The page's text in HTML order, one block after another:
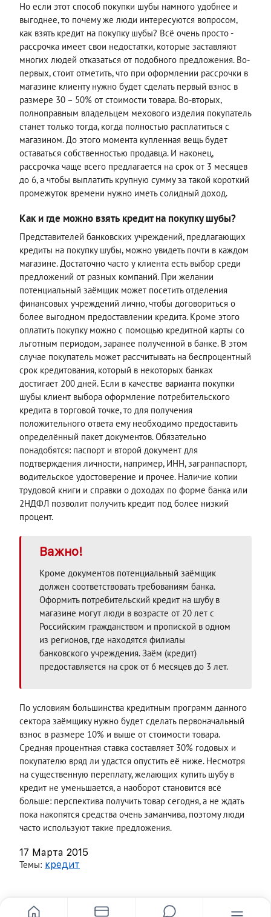
Но если этот способ покупки шубы намного удобнее и
выгоднее, то почему же люди интересуются вопросом,
как взять кредит на покупку шубы? Всё очень просто -
рассрочка имеет свои недостатки, которые заставляют
многих людей отказаться от подобного предложения. Во-
первых, стоит отметить, что при оформлении рассрочки в
магазине клиенту нужно будет сделать первый взнос в
размере 30 – 50% от стоимости товара. Во-вторых,
полноправным владельцем мехового изделия покупатель
станет только тогда, когда полностью расплатиться с
магазином. До этого момента купленная вещь будет
оставаться собственностью продавца. И наконец,
рассрочка чаще всего предлагается на срок от 3 месяцев
до 6, а чтобы выплатить крупную сумму за такой короткий
промежуток времени нужно иметь солидный доход.
Как и где можно взять кредит на покупку шубы?
Представителей банковских учреждений, предлагающих
кредиты на покупку шубы, можно увидеть почти в каждом
магазине. Достаточно часто у клиента есть выбор среди
предложений от разных компаний. При желании
потенциальный заёмщик может посетить отделения
финансовых учреждений лично, чтобы договориться о
более выгодном предоставлении кредита. Кроме этого
оплатить покупку можно с помощью кредитной карты со
льготным периодом, заранее полученной в банке. В этом
случае покупатель может рассчитывать на беспроцентный
срок кредитования, который в некоторых банках
достигает 200 дней. Если в качестве варианта покупки
шубы клиент выбора оформление потребительского
кредита в торговой точке, то для получения
положительного ответа ему необходимо предоставить
определённый пакет документов. Обязательно
понадобятся: паспорт и второй документ для
подтверждения личности, например, ИНН, загранпаспорт,
водительское удостоверение и прочее. Наличие копии
трудовой книги и справки о доходах по форме банка или
2НДФЛ позволит получить кредит под более низкий
процент.
Важно!
Кроме документов потенциальный заёмщик
должен соответствовать требованиям банка.
Оформить потребительский кредит на шубу в
магазине могут люди в возрасте от 20 лет с
Российским гражданством и пропиской в одном
из регионов, где находятся филиалы
банковского учреждения. Заём (кредит)
предоставляется на срок от 6 месяцев до 3 лет.
По условиям большинства кредитным программ данного
сектора заёмщику нужно будет сделать первоначальный
взнос в размере 10% и выше от стоимости товара.
Средняя процентная ставка составляет 30% годовых и
покупателю вряд ли удастся опустить её ниже. Несмотря
на существенную переплату, желающих купить шубу в
кредит не уменьшается, а наоборот становится всё
больше: перспектива получить товар сегодня, а не ждать
пока накопятся средства очень заманчива, поэтому люди
часто используют такие предложения.
17 Марта 2015
Темы: кредит